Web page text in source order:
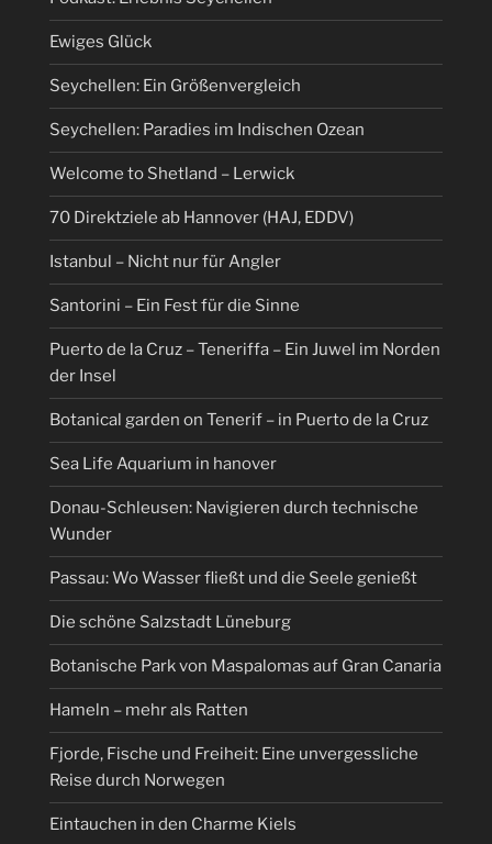
Ewiges Glück
Seychellen: Ein Größenvergleich
Seychellen: Paradies im Indischen Ozean
Welcome to Shetland – Lerwick
70 Direktziele ab Hannover (HAJ, EDDV)
Istanbul – Nicht nur für Angler
Santorini – Ein Fest für die Sinne
Puerto de la Cruz – Teneriffa – Ein Juwel im Norden
der Insel
Botanical garden on Tenerif – in Puerto de la Cruz
Sea Life Aquarium in hanover
Donau-Schleusen: Navigieren durch technische
Wunder
Passau: Wo Wasser fließt und die Seele genießt
Die schöne Salzstadt Lüneburg
Botanische Park von Maspalomas auf Gran Canaria
Hameln – mehr als Ratten
Fjorde, Fische und Freiheit: Eine unvergessliche
Reise durch Norwegen
Eintauchen in den Charme Kiels